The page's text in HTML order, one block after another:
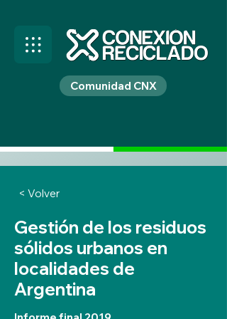
Comunidad CNX
< Volver
Gestión de los residuos
sólidos urbanos en
localidades de
Argentina